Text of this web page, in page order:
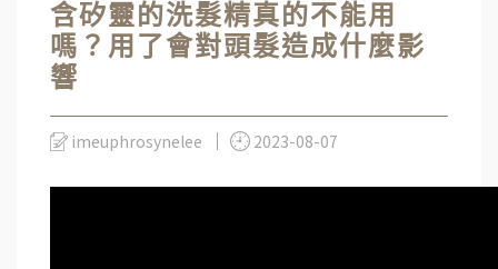
含矽靈的洗髮精真的不能用
嗎？用了會對頭髮造成什麼影
響
imeuphrosynelee 2023-08-07